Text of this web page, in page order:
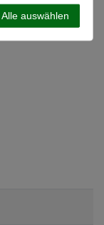
Alle auswählen